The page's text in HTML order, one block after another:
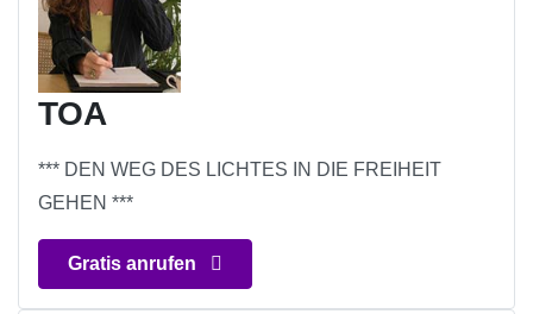
TOA
*** DEN WEG DES LICHTES IN DIE FREIHEIT
GEHEN ***
Gratis anrufen